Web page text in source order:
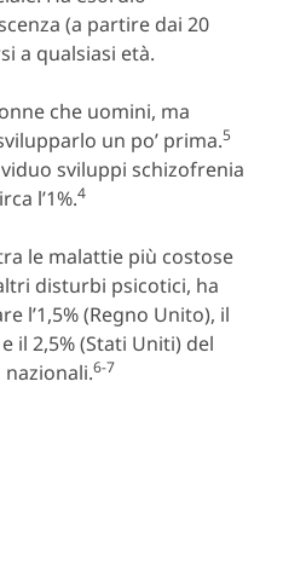
(a partire dai 20
a qualsiasi età.
che uomini, ma
un po’ prima.5
sviluppi schizofrenia
l’1%.4
le malattie più costose
disturbi psicotici, ha
l’1,5% (Regno Unito), il
il 2,5% (Stati Uniti) del
6-7